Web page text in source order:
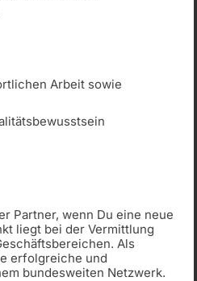
Arbeit sowie
Partner, wenn Du eine neue
liegt bei der Vermittlung
Als
erfolgreiche und
bundesweiten Netzwerk.